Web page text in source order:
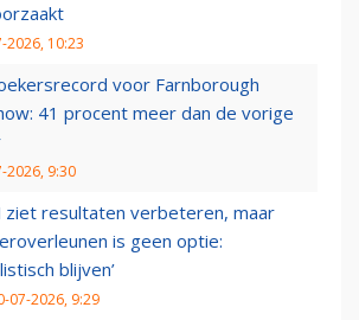
2026, 10:23
voor Farnborough
41 procent meer dan de vorige
2026, 9:30
ziet resultaten verbeteren, maar
is geen optie:
blijven’
07-2026, 9:29